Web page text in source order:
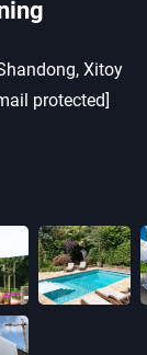
Xitoy
protected]